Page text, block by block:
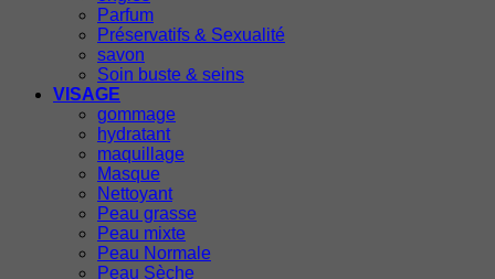
Parfum
Préservatifs & Sexualité
savon
Soin buste & seins
VISAGE
gommage
hydratant
maquillage
Masque
Nettoyant
Peau grasse
Peau mixte
Peau Normale
Peau Sèche